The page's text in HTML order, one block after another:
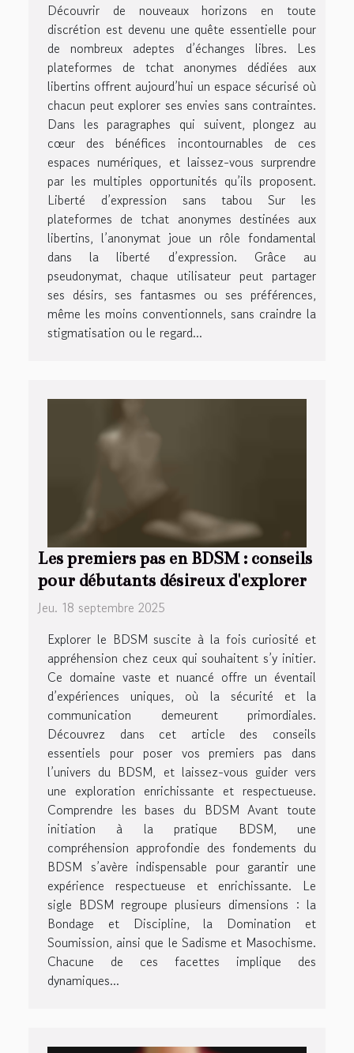
Découvrir de nouveaux horizons en toute
discrétion est devenu une quête essentielle pour
de nombreux adeptes d’échanges libres. Les
plateformes de tchat anonymes dédiées aux
libertins offrent aujourd’hui un espace sécurisé où
chacun peut explorer ses envies sans contraintes.
Dans les paragraphes qui suivent, plongez au
cœur des bénéfices incontournables de ces
espaces numériques, et laissez-vous surprendre
par les multiples opportunités qu’ils proposent.
Liberté d’expression sans tabou Sur les
plateformes de tchat anonymes destinées aux
libertins, l’anonymat joue un rôle fondamental
dans la liberté d’expression. Grâce au
pseudonymat, chaque utilisateur peut partager
ses désirs, ses fantasmes ou ses préférences,
même les moins conventionnels, sans craindre la
stigmatisation ou le regard...
Les premiers pas en BDSM : conseils
pour débutants désireux d'explorer
Jeu. 18 septembre 2025
Explorer le BDSM suscite à la fois curiosité et
appréhension chez ceux qui souhaitent s’y initier.
Ce domaine vaste et nuancé offre un éventail
d’expériences uniques, où la sécurité et la
communication demeurent primordiales.
Découvrez dans cet article des conseils
essentiels pour poser vos premiers pas dans
l’univers du BDSM, et laissez-vous guider vers
une exploration enrichissante et respectueuse.
Comprendre les bases du BDSM Avant toute
initiation à la pratique BDSM, une
compréhension approfondie des fondements du
BDSM s’avère indispensable pour garantir une
expérience respectueuse et enrichissante. Le
sigle BDSM regroupe plusieurs dimensions : la
Bondage et Discipline, la Domination et
Soumission, ainsi que le Sadisme et Masochisme.
Chacune de ces facettes implique des
dynamiques...